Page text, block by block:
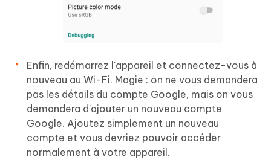
Enfin, redémarrez l'appareil et connectez-vous à
nouveau au Wi-Fi. Magie : on ne vous demandera
pas les détails du compte Google, mais on vous
demandera d'ajouter un nouveau compte
Google. Ajoutez simplement un nouveau
compte et vous devriez pouvoir accéder
normalement à votre appareil.